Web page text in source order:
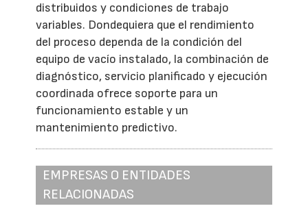
distribuidos y condiciones de trabajo
variables. Dondequiera que el rendimiento
del proceso dependa de la condición del
equipo de vacío instalado, la combinación de
diagnóstico, servicio planificado y ejecución
coordinada ofrece soporte para un
funcionamiento estable y un
mantenimiento predictivo.
EMPRESAS O ENTIDADES
RELACIONADAS